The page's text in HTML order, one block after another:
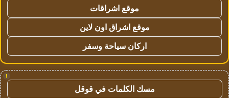
موقع اشراقات
موقع اشراق اون لاين
اركان سياحة وسفر
!
مسك الكلمات في قوقل